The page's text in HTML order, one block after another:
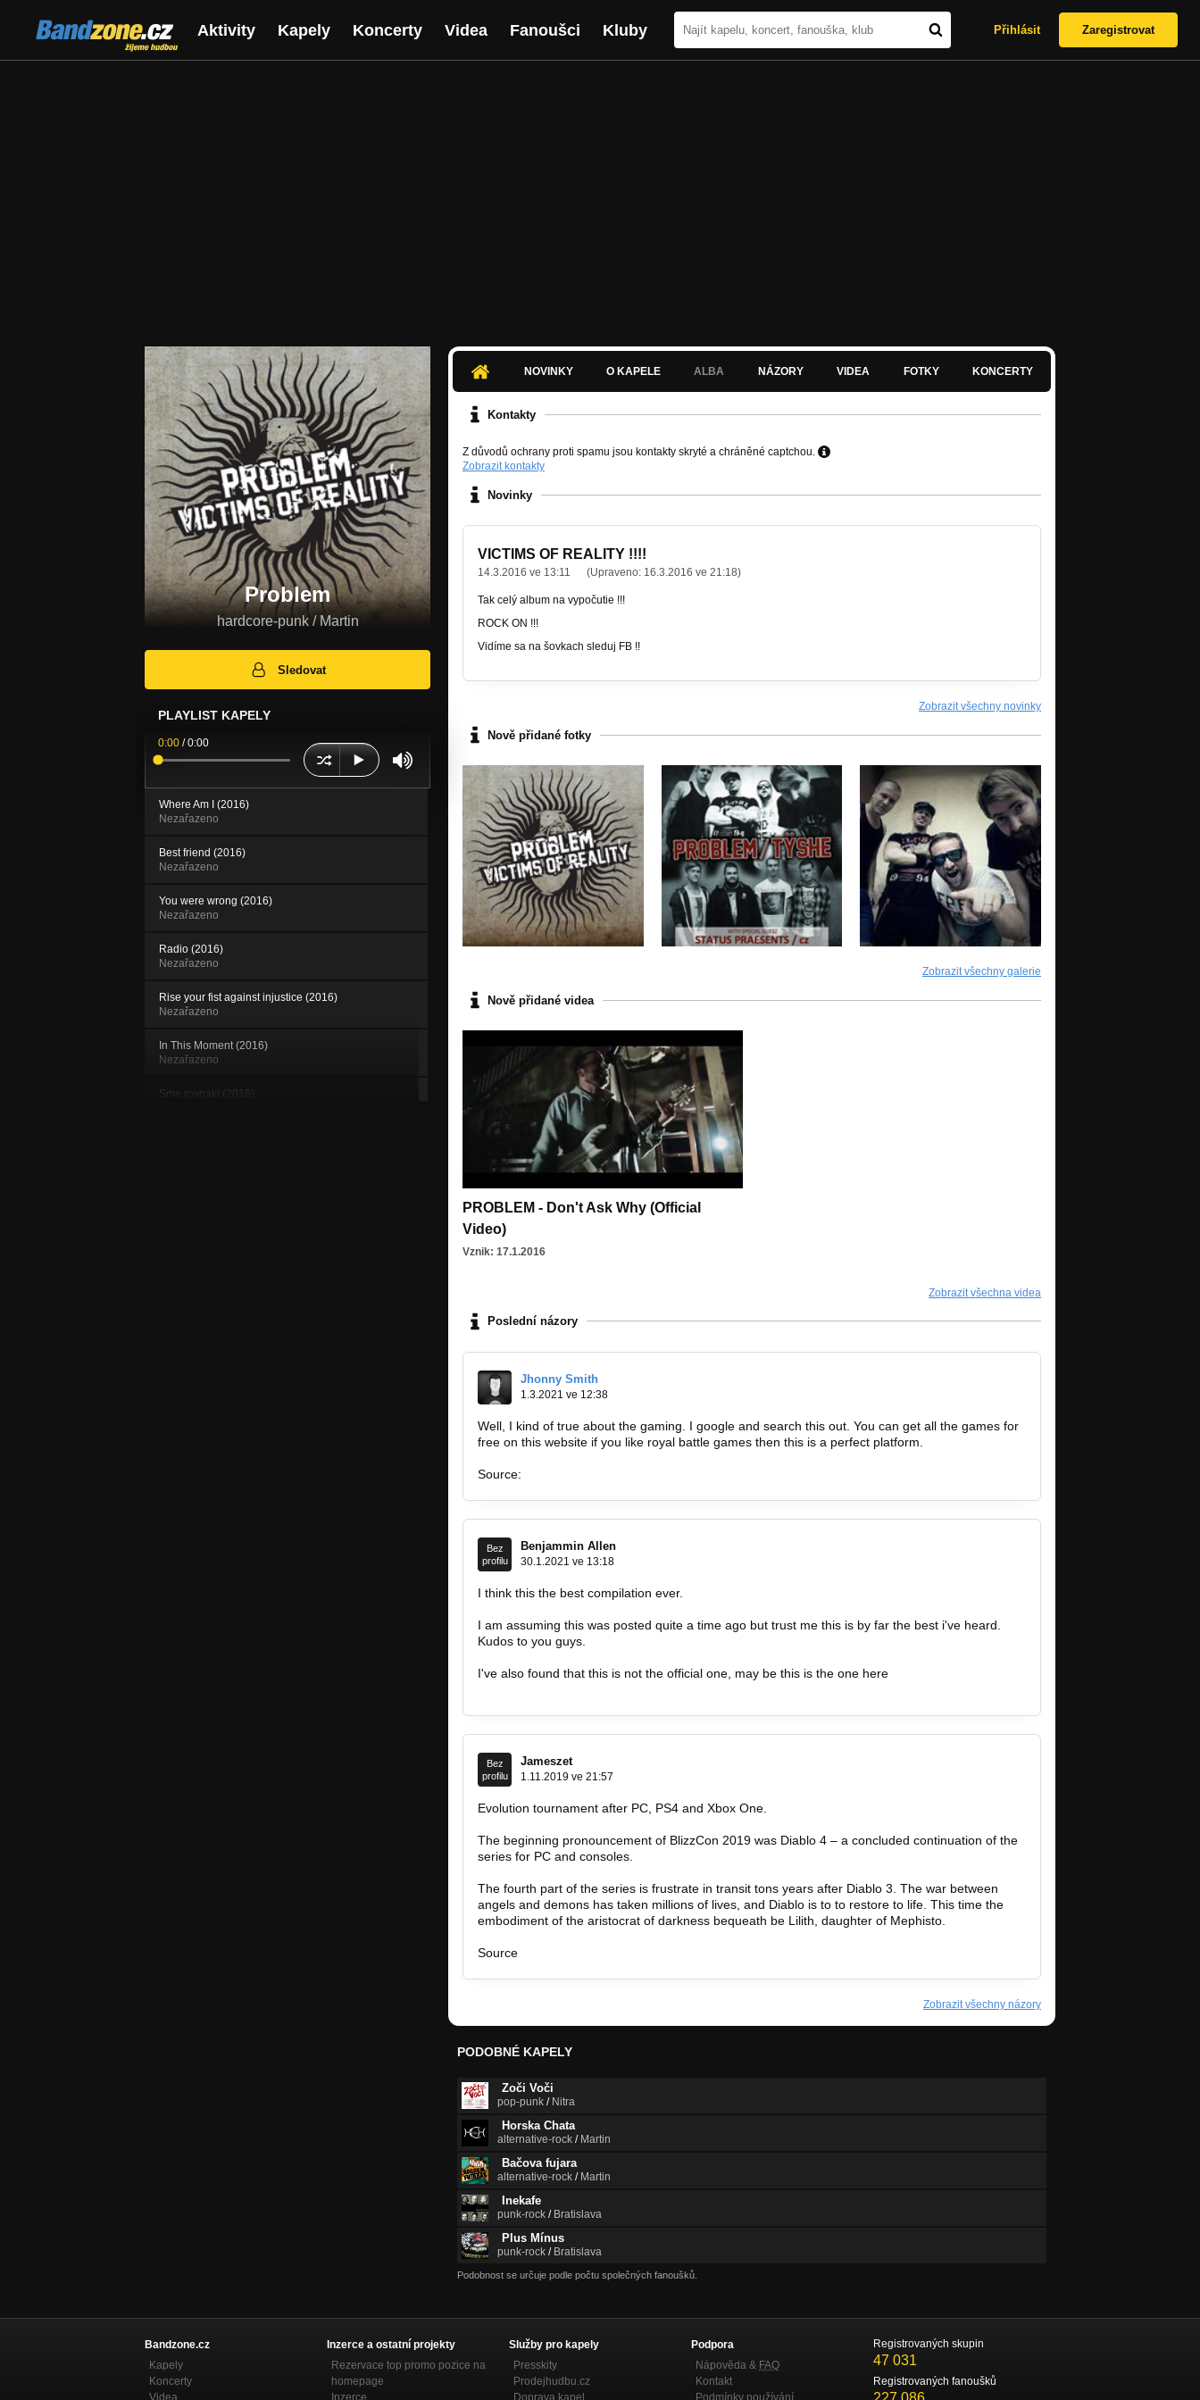
Bandzone.cz
žijeme hudbou
Aktivity Kapely Koncerty Videa Fanoušci Kluby Přihlásit Zaregistrovat
Problem
hardcore-punk / Martin
Sledovat
PLAYLIST KAPELY
0:00 /0:00
Where Am I (2016)
Nezařazeno
Best friend (2016)
Nezařazeno
You were wrong (2016)
Nezařazeno
Radio (2016)
Nezařazeno
Rise your fist against injustice (2016)
Nezařazeno
In This Moment (2016)
Nezařazeno
Sme rovnaki (2016)
NOVINKY O KAPELE ALBA NÁZORY VIDEA FOTKY KONCERTY
Kontakty
Z důvodů ochrany proti spamu jsou kontakty skryté a chráněné captchou.
Zobrazit kontakty
Novinky
VICTIMS OF REALITY !!!!
14.3.2016 ve 13:11 (Upraveno: 16.3.2016 ve 21:18)
Tak celý album na vypočutie !!!
ROCK ON !!!
Vidíme sa na šovkach sleduj FB !!
Zobrazit všechny novinky
Nově přidané fotky
Zobrazit všechny galerie
Nově přidané videa
PROBLEM - Don't Ask Why (Official
Video)
Vznik: 17.1.2016
Zobrazit všechna videa
Poslední názory
Jhonny Smith
1.3.2021 ve 12:38
Well, I kind of true about the gaming. I google and search this out. You can get all the games for
free on this website if you like royal battle games then this is a perfect platform.
Source:
Bez
profilu
Benjammin Allen
30.1.2021 ve 13:18
I think this the best compilation ever.
I am assuming this was posted quite a time ago but trust me this is by far the best i've heard.
Kudos to you guys.
I've also found that this is not the official one, may be this is the one here
Bez
profilu
Jameszet
1.11.2019 ve 21:57
Evolution tournament after PC, PS4 and Xbox One.
The beginning pronouncement of BlizzCon 2019 was Diablo 4 – a concluded continuation of the
series for PC and consoles.
The fourth part of the series is frustrate in transit tons years after Diablo 3. The war between
angels and demons has taken millions of lives, and Diablo is to to restore to life. This time the
embodiment of the aristocrat of darkness bequeath be Lilith, daughter of Mephisto.
Source
Zobrazit všechny názory
PODOBNÉ KAPELY
Zoči Voči
pop-punk / Nitra
Horska Chata
alternative-rock / Martin
Bačova fujara
alternative-rock / Martin
Inekafe
punk-rock / Bratislava
Plus Mínus
punk-rock / Bratislava
Podobnost se určuje podle počtu společných fanoušků.
Bandzone.cz
Kapely
Koncerty
Videa
Inzerce a ostatní projekty
Rezervace top promo pozice na
homepage
Inzerce
Služby pro kapely
Presskity
Prodejhudbu.cz
Doprava kapel
Podpora
Nápověda & FAQ
Kontakt
Podmínky používání
Registrovaných skupin
47 031
Registrovaných fanoušků